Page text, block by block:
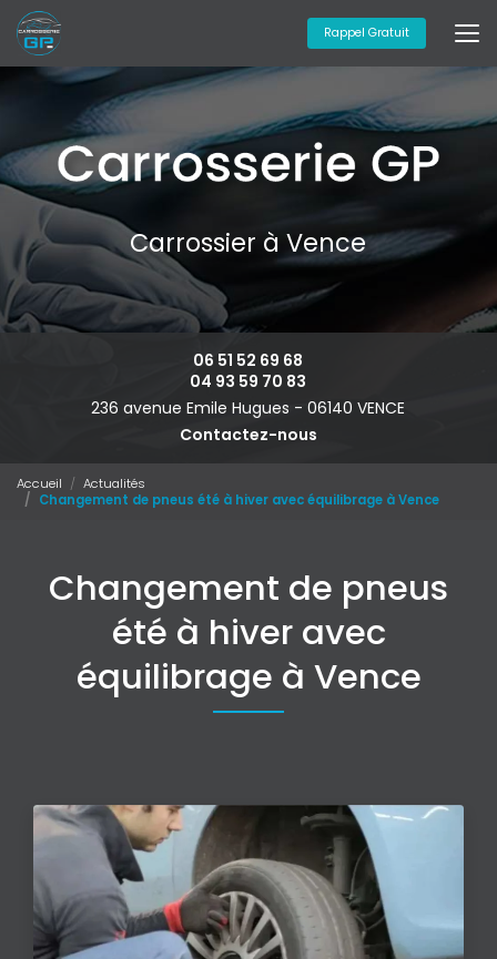
Aller
au
contenu
principal
Rappel Gratuit
Carrossier à Vence
06 51 52 69 68
04 93 59 70 83
236 avenue Emile Hugues -06140 VENCE
Contactez-nous
Accueil
Actualités
Changement de pneus été à hiver avec équilibrage à Vence
Changement de pneus
été à hiver avec
équilibrage à Vence